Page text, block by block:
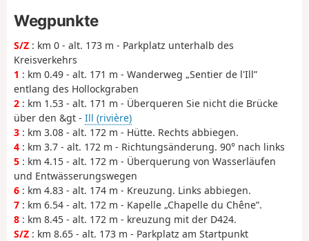
Wegpunkte
S/Z : km 0 - alt. 173 m - Parkplatz unterhalb des
Kreisverkehrs
1 : km 0.49 - alt. 171 m - Wanderweg „Sentier de l'Ill”
entlang des Hollockgraben
2 : km 1.53 - alt. 171 m - Überqueren Sie nicht die Brücke
über den &gt - Ill (rivière)
3 : km 3.08 - alt. 172 m - Hütte. Rechts abbiegen.
4 : km 3.7 - alt. 172 m - Richtungsänderung. 90° nach links
5 : km 4.15 - alt. 172 m - Überquerung von Wasserläufen
und Entwässerungswegen
6 : km 4.83 - alt. 174 m - Kreuzung. Links abbiegen.
7 : km 6.54 - alt. 172 m - Kapelle „Chapelle du Chêne”.
8 : km 8.45 - alt. 172 m - kreuzung mit der D424.
S/Z : km 8.65 - alt. 173 m - Parkplatz am Startpunkt